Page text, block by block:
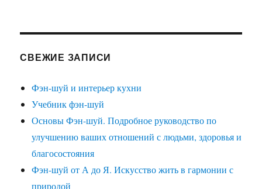
СВЕЖИЕ ЗАПИСИ
Фэн-шуй и интерьер кухни
Учебник фэн-шуй
Основы Фэн-шуй. Подробное руководство по
улучшению ваших отношений с людьми, здоровья и
благосостояния
Фэн-шуй от А до Я. Искусство жить в гармонии с
природой